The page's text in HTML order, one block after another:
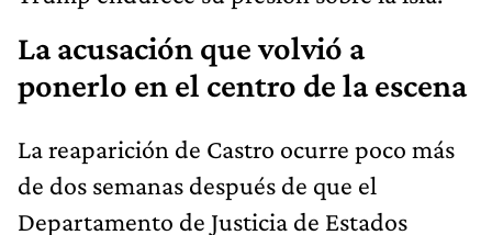
La acusación que volvió a
ponerlo en el centro de la escena
La reaparición de Castro ocurre poco más
de dos semanas después de que el
Departamento de Justicia de Estados